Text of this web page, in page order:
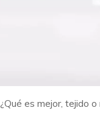
¿Qué es mejor, tejido